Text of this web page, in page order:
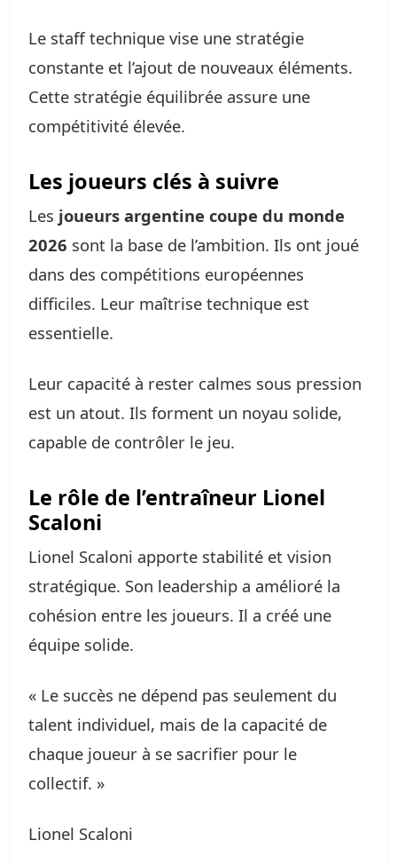
Le staff technique vise une stratégie
constante et l’ajout de nouveaux éléments.
Cette stratégie équilibrée assure une
compétitivité élevée.
Les joueurs clés à suivre
Les joueurs argentine coupe du monde
2026 sont la base de l’ambition. Ils ont joué
dans des compétitions européennes
difficiles. Leur maîtrise technique est
essentielle.
Leur capacité à rester calmes sous pression
est un atout. Ils forment un noyau solide,
capable de contrôler le jeu.
Le rôle de l’entraîneur Lionel
Scaloni
Lionel Scaloni apporte stabilité et vision
stratégique. Son leadership a amélioré la
cohésion entre les joueurs. Il a créé une
équipe solide.
« Le succès ne dépend pas seulement du
talent individuel, mais de la capacité de
chaque joueur à se sacrifier pour le
collectif. »
Lionel Scaloni